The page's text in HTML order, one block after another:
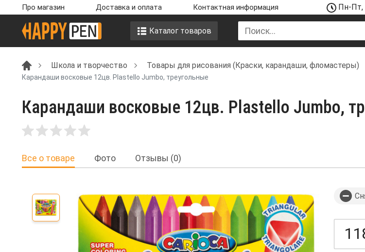
Про магазин Доставка и оплата Контактная информация Пн-Пт,
Каталог товаров
Школа и творчество Товары для рисования (Краски, карандаши, фломастеры)
Карандаши восковые 12цв. Plastello Jumbo, треугольные
Карандаши восковые 12цв. Plastello Jumbo,
Все о товаре Фото Отзывы (0)